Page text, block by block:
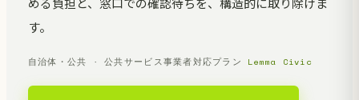
める負担と、窓口での確認待ちを、構造的に取り除けま
す。
自治体・公共 · 公共サービス事業者対応プラン Lemma Civic